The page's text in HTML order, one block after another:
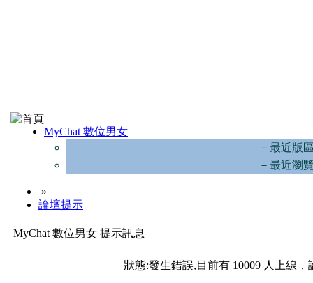
MyChat 數位男女
－最近版
－最近瀏
»
論壇提示
MyChat 數位男女 提示訊息
狀態:發生錯誤,目前有 10009 人上線